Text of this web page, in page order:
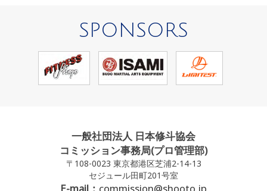
SPONSORS
一般社団法人 日本修斗協会
コミッション事務局(プロ管理部)
〒108-0023 東京都港区芝浦2-14-13
セジュール田町201号室